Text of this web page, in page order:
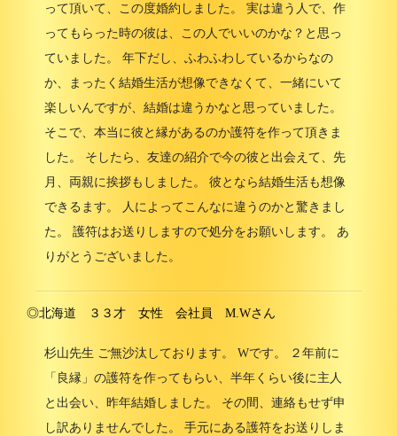
って頂いて、この度婚約しました。 実は違う人で、作
ってもらった時の彼は、この人でいいのかな？と思っ
ていました。 年下だし、ふわふわしているからなの
か、まったく結婚生活が想像できなくて、一緒にいて
楽しいんですが、結婚は違うかなと思っていました。
そこで、本当に彼と縁があるのか護符を作って頂きま
した。 そしたら、友達の紹介で今の彼と出会えて、先
月、両親に挨拶もしました。 彼となら結婚生活も想像
できるます。 人によってこんなに違うのかと驚きまし
た。 護符はお送りしますので処分をお願いします。 あ
りがとうございました。
◎北海道 ３３才 女性 会社員 M.Wさん
杉山先生 ご無沙汰しております。 Wです。 ２年前に
「良縁」の護符を作ってもらい、半年くらい後に主人
と出会い、昨年結婚しました。 その間、連絡もせず申
し訳ありませんでした。 手元にある護符をお送りしま